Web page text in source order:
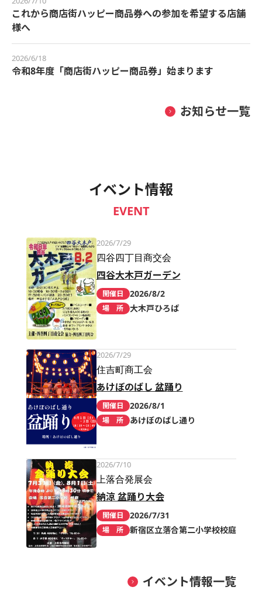
これから商店街ハッピー商品券への参加を希望する店舗
様へ
2026/6/18
令和8年度「商店街ハッピー商品券」始まります
お知らせ一覧
イベント情報
EVENT
2026/7/29
四谷四丁目商交会
四谷大木戸ガーデン
開催日 2026/8/2
場 所 大木戸ひろば
2026/7/29
住吉町商工会
あけぼのばし 盆踊り
開催日 2026/8/1
場 所 あけぼのばし通り
2026/7/10
上落合発展会
納涼 盆踊り大会
開催日 2026/7/31
場 所 新宿区立落合第二小学校校庭
イベント情報一覧